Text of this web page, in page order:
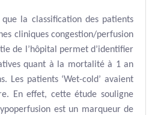
la classification des patients
cliniques congestion/perfusion
de l’hôpital permet d’identifier
quant à la mortalité à 1 an
Les patients ‘Wet-cold’ avaient
En effet, cette étude souligne
est un marqueur de